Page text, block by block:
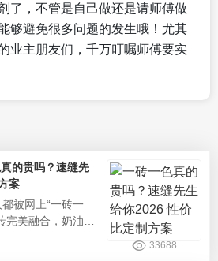
了，不管是自己做还是请师傅做
够避免很多问题的发生哦！尤其
业主朋友们，千万叮嘱师傅要实
的贵吗？速缝先
案
被网上“一砖一
完美融合，奶油
满，再也不用纠
屋通透又显大。
33688